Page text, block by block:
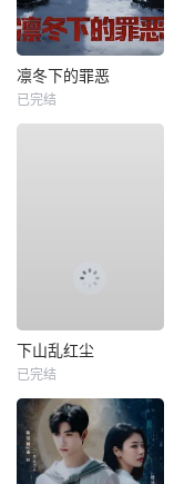
凛冬下的罪恶
已完结
下山乱红尘
已完结